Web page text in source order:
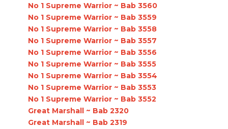
No 1 Supreme Warrior ~ Bab 3560
No 1 Supreme Warrior ~ Bab 3559
No 1 Supreme Warrior ~ Bab 3558
No 1 Supreme Warrior ~ Bab 3557
No 1 Supreme Warrior ~ Bab 3556
No 1 Supreme Warrior ~ Bab 3555
No 1 Supreme Warrior ~ Bab 3554
No 1 Supreme Warrior ~ Bab 3553
No 1 Supreme Warrior ~ Bab 3552
Great Marshall ~ Bab 2320
Great Marshall ~ Bab 2319